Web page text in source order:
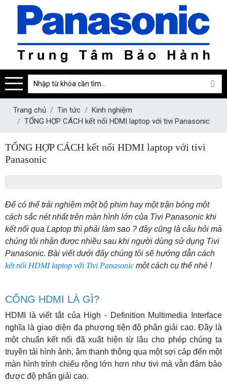
Trang chủ Tin tức
Kinh nghiệm
TỔNG HỢP CÁCH kết nối HDMI laptop với tivi Panasonic
TỔNG HỢP CÁCH kết nối HDMI laptop với tivi
Panasonic
Để có thể trải nghiệm một bộ phim hay một trận bóng một
cách sắc nét nhất trên màn hình lớn của Tivi Panasonic khi
kết nối qua Laptop thì phải làm sao ? đây cũng là câu hỏi mà
chúng tôi nhận được nhiều sau khi người dùng sử dụng Tivi
Panasonic. Bài viết dưới đây chúng tôi sẽ hướng dẫn cách
kết nối HDMI laptop với Tivi Panasonic một cách cụ thể nhé !
CỔNG HDMI LÀ GÌ?
HDMI là viết tắt của High - Definition Multimedia Interface
nghĩa là giao diện đa phương tiện độ phân giải cao. Đây là
một chuẩn kết nối đã xuất hiện từ lâu cho phép chúng ta
truyền tải hình ảnh, âm thanh thông qua một sợi cáp đến một
màn hình trình chiếu rộng lớn hơn như tivi mà vẫn đảm bảo
được độ phân giải cao.